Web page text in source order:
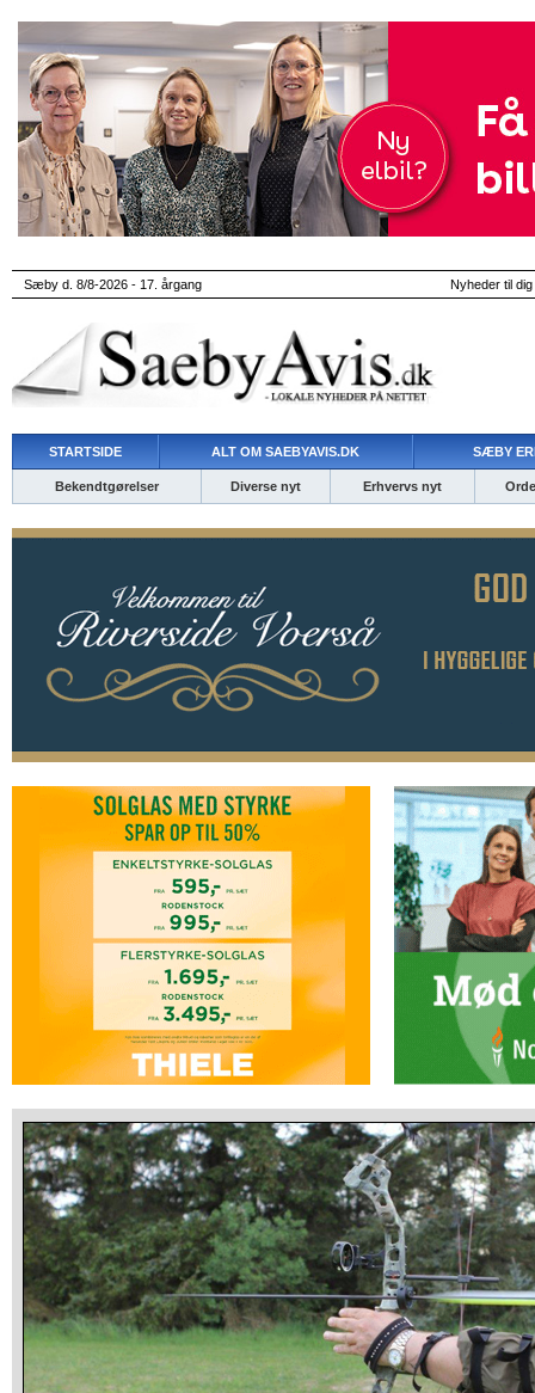
Sæby d. 8/8-2026 - 17. årgang Nyheder til
STARTSIDE ALT OM SAEBYAVIS.DK SÆBY
Bekendtgørelser Diverse nyt Erhvervs nyt